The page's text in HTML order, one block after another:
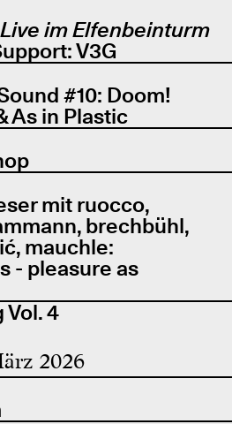
Live im Elfenbeinturm
V3G
#10: Doom!
As in Plastic
mit ruocco,
brechbühl,
mauchle:
- pleasure as
Vol. 4
2026